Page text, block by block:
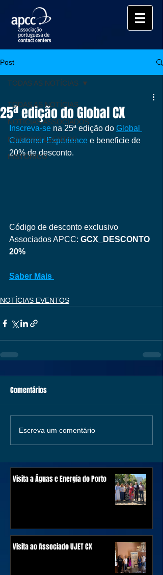
Post
TODAS AS NOTÍCIAS
NOTÍCIAS ASSOCIADOS
NOTÍCIAS EVENTOS
HISTÓRICO
TODAS AS NOTÍCIAS
25ª edição do Global CX
Inscreva-se na 25ª edição do Global
Customer Experience e beneficie de
20% de desconto.
Código de desconto exclusivo
Associados APCC: GCX_DESCONTO
20%
Saber Mais
NOTÍCIAS EVENTOS
Comentários
Escreva um comentário
Visita a Águas e Energia do Porto
Visita ao Associado UJET CX